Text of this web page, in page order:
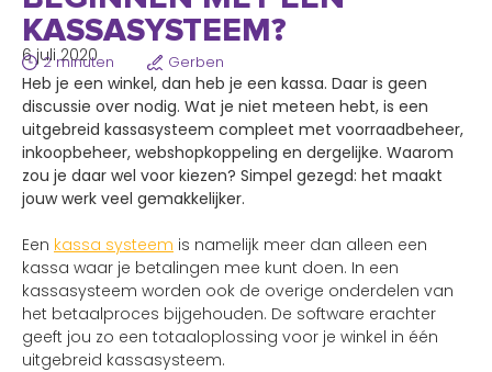
KASSASYSTEEM?
6 juli 2020
2 minuten Gerben
Heb je een winkel, dan heb je een kassa. Daar is geen
discussie over nodig. Wat je niet meteen hebt, is een
uitgebreid kassasysteem compleet met voorraadbeheer,
inkoopbeheer, webshopkoppeling en dergelijke. Waarom
zou je daar wel voor kiezen? Simpel gezegd: het maakt
jouw werk veel gemakkelijker.
Een kassa systeem is namelijk meer dan alleen een
kassa waar je betalingen mee kunt doen. In een
kassasysteem worden ook de overige onderdelen van
het betaalproces bijgehouden. De software erachter
geeft jou zo een totaaloplossing voor je winkel in één
uitgebreid kassasysteem.